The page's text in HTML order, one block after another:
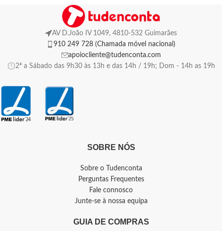
AV D.João IV 1049, 4810-532 Guimarães
910 249 728 (Chamada móvel nacional)
apoiocliente@tudenconta.com
2ª a Sábado das 9h30 às 13h e das 14h / 19h; Dom - 14h as 19h
SOBRE NÓS
Sobre o Tudenconta
Perguntas Frequentes
Fale connosco
Junte-se à nossa equipa
GUIA DE COMPRAS